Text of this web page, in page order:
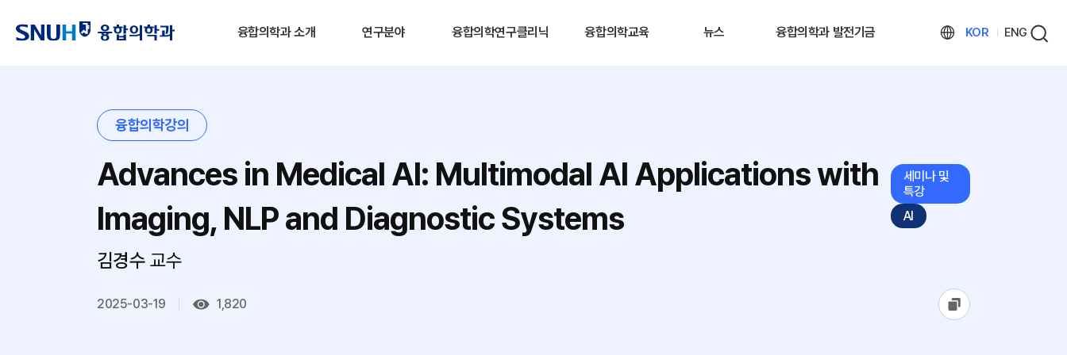
융합의학과 소개 연구분야 융합의학연구클리닉 융합의학교육 뉴스 융합의학과 발전기금 KOR ENG
융합의학강의
Advances in Medical AI: Multimodal AI Applications with
Imaging, NLP and Diagnostic Systems
세미나 및
특강
AI
김경수 교수
2025-03-19 1,820